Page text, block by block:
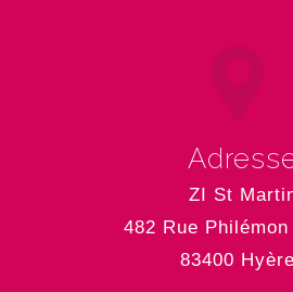
ZI St
482 Rue
83400